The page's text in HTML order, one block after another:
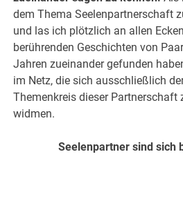
dem Thema Seelenpartnerschaft
und las ich plötzlich an allen
berührenden Geschichten von
Jahren zueinander gefunden
im Netz, die sich ausschließlich
Themenkreis dieser Partnerschaft
widmen.
Seelenpartner sind sich